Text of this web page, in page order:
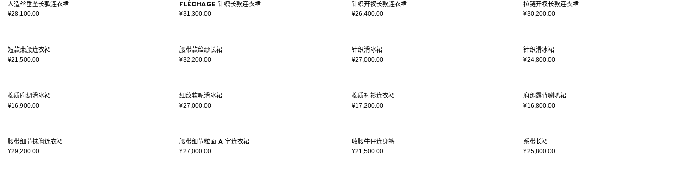
人造丝垂坠长款连衣裙
¥28,100.00
Fléchage 针织长款连衣裙
¥31,300.00
针织开衩长款连衣裙
¥26,400.00
拉链开衩长款连衣裙
¥30,200.00
短款束腰连衣裙
¥21,500.00
腰带款绉纱长裙
¥32,200.00
针织滑冰裙
¥27,000.00
针织滑冰裙
¥24,800.00
棉质府绸滑冰裙
¥16,900.00
细纹软呢滑冰裙
¥27,000.00
棉质衬衫连衣裙
¥17,200.00
府绸露背喇叭裙
¥16,800.00
腰带细节抹胸连衣裙
¥29,200.00
腰带细节粒面 A 字连衣裙
¥27,000.00
收腰牛仔连身裤
¥21,500.00
系带长裙
¥25,800.00